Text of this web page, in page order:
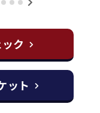
ク
ット